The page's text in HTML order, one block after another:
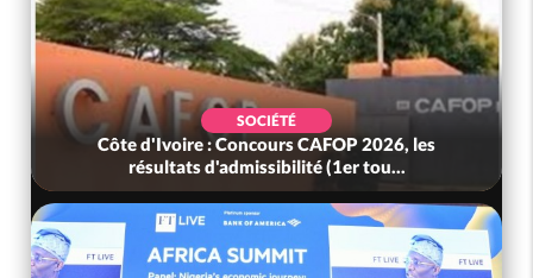
SOCIÉTÉ
Côte d'Ivoire : Concours CAFOP 2026, les
résultats d'admissibilité (1er tou...